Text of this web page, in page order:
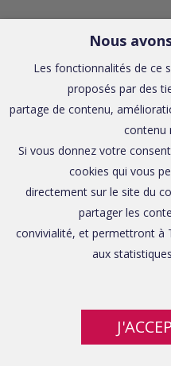
Nous
Les fonctionnalités de ce
proposés par des
partage de contenu,
contenu
Si vous donnez votre
cookies qui vous
directement sur le site du
partager les
convivialité, et permettront à
aux